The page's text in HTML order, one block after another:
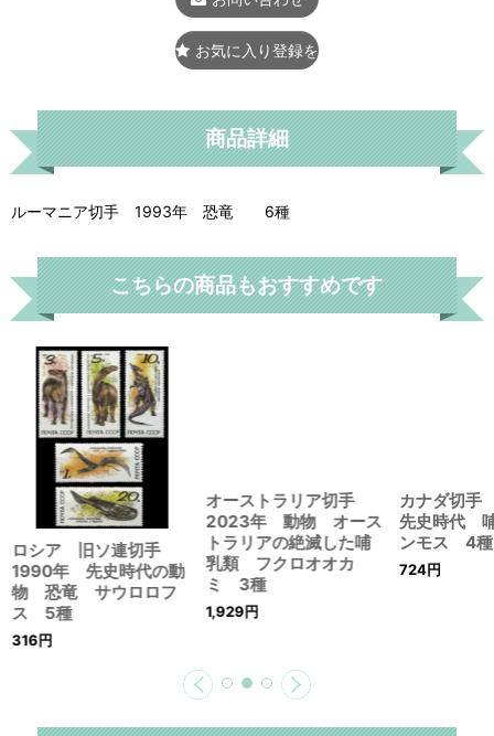
お気に入り登録をする
商品詳細
ルーマニア切手 1993年 恐竜 6種
こちらの商品もおすすめです
ロシア 旧ソ連切手
1990年 先史時代の動
物 恐竜 サウロロフ
ス 5種
316円
1,929円
先史時代
ンモス 4種
724円